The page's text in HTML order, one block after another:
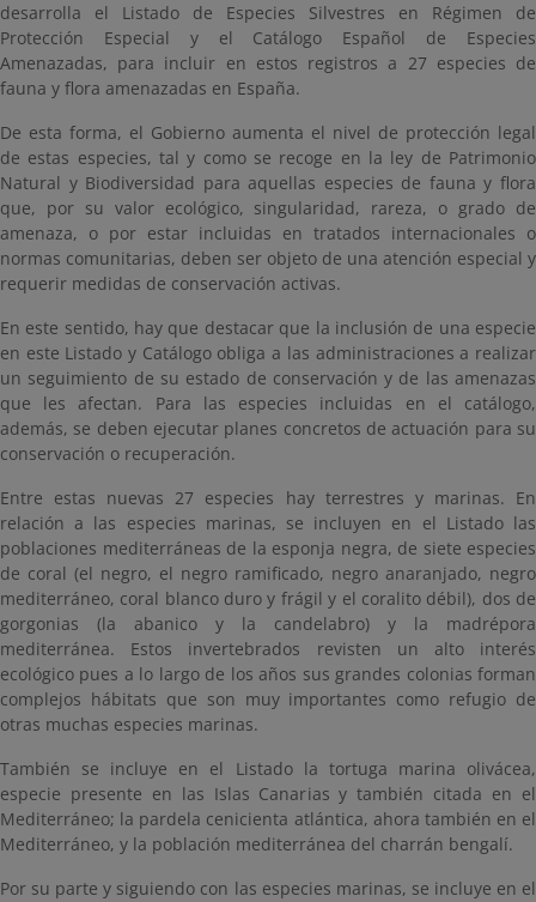
desarrolla el Listado de Especies Silvestres en Régimen de
Protección Especial y el Catálogo Español de Especies
Amenazadas, para incluir en estos registros a 27 especies de
fauna y flora amenazadas en España.
De esta forma, el Gobierno aumenta el nivel de protección legal
de estas especies, tal y como se recoge en la ley de Patrimonio
Natural y Biodiversidad para aquellas especies de fauna y flora
que, por su valor ecológico, singularidad, rareza, o grado de
amenaza, o por estar incluidas en tratados internacionales o
normas comunitarias, deben ser objeto de una atención especial y
requerir medidas de conservación activas.
En este sentido, hay que destacar que la inclusión de una especie
en este Listado y Catálogo obliga a las administraciones a realizar
un seguimiento de su estado de conservación y de las amenazas
que les afectan. Para las especies incluidas en el catálogo,
además, se deben ejecutar planes concretos de actuación para su
conservación o recuperación.
Entre estas nuevas 27 especies hay terrestres y marinas. En
relación a las especies marinas, se incluyen en el Listado las
poblaciones mediterráneas de la esponja negra, de siete especies
de coral (el negro, el negro ramificado, negro anaranjado, negro
mediterráneo, coral blanco duro y frágil y el coralito débil), dos de
gorgonias (la abanico y la candelabro) y la madrépora
mediterránea. Estos invertebrados revisten un alto interés
ecológico pues a lo largo de los años sus grandes colonias forman
complejos hábitats que son muy importantes como refugio de
otras muchas especies marinas.
También se incluye en el Listado la tortuga marina olivácea,
especie presente en las Islas Canarias y también citada en el
Mediterráneo; la pardela cenicienta atlántica, ahora también en el
Mediterráneo, y la población mediterránea del charrán bengalí.
Por su parte y siguiendo con las especies marinas, se incluye en el